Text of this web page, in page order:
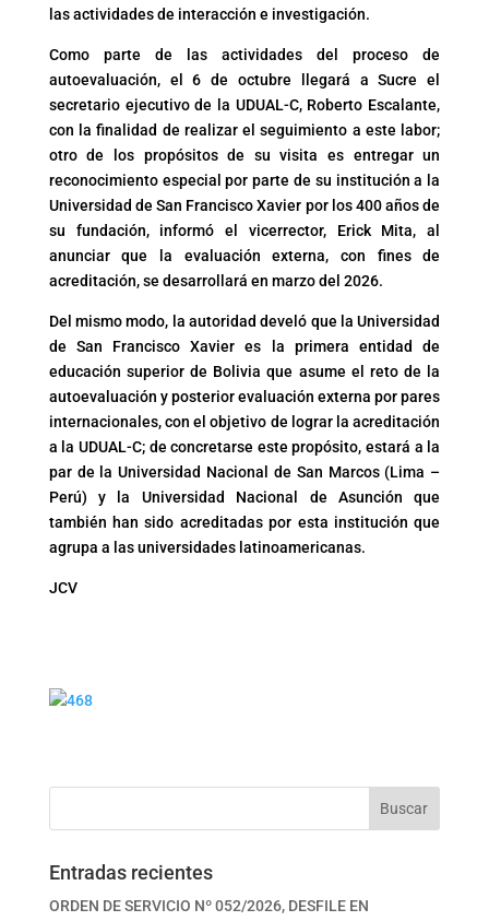
las actividades de interacción e investigación.
Como parte de las actividades del proceso de
autoevaluación, el 6 de octubre llegará a Sucre el
secretario ejecutivo de la UDUAL-C, Roberto Escalante,
con la finalidad de realizar el seguimiento a este labor;
otro de los propósitos de su visita es entregar un
reconocimiento especial por parte de su institución a la
Universidad de San Francisco Xavier por los 400 años de
su fundación, informó el vicerrector, Erick Mita, al
anunciar que la evaluación externa, con fines de
acreditación, se desarrollará en marzo del 2026.
Del mismo modo, la autoridad develó que la Universidad
de San Francisco Xavier es la primera entidad de
educación superior de Bolivia que asume el reto de la
autoevaluación y posterior evaluación externa por pares
internacionales, con el objetivo de lograr la acreditación
a la UDUAL-C; de concretarse este propósito, estará a la
par de la Universidad Nacional de San Marcos (Lima –
Perú) y la Universidad Nacional de Asunción que
también han sido acreditadas por esta institución que
agrupa a las universidades latinoamericanas.
JCV
Buscar
Entradas recientes
ORDEN DE SERVICIO Nº 052/2026, DESFILE EN